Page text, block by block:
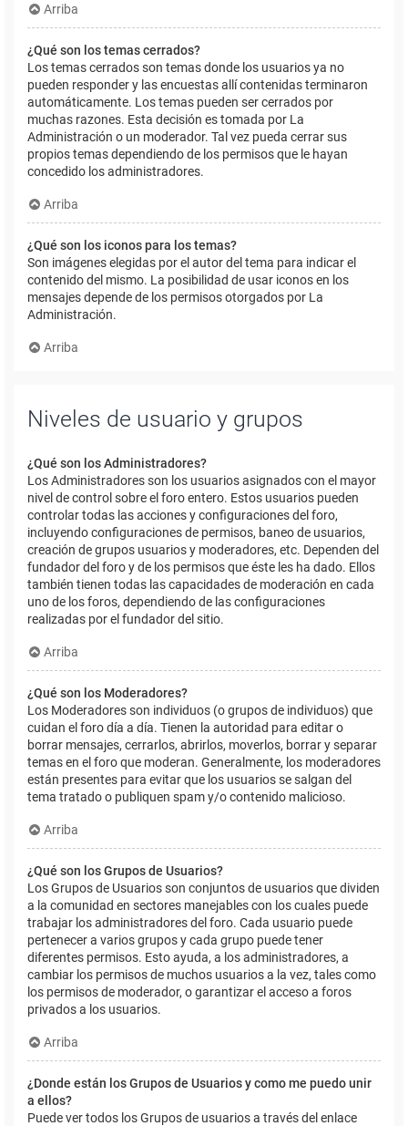
Arriba
¿Qué son los temas cerrados?
Los temas cerrados son temas donde los usuarios ya no
pueden responder y las encuestas allí contenidas terminaron
automáticamente. Los temas pueden ser cerrados por
muchas razones. Esta decisión es tomada por La
Administración o un moderador. Tal vez pueda cerrar sus
propios temas dependiendo de los permisos que le hayan
concedido los administradores.
Arriba
¿Qué son los iconos para los temas?
Son imágenes elegidas por el autor del tema para indicar el
contenido del mismo. La posibilidad de usar iconos en los
mensajes depende de los permisos otorgados por La
Administración.
Arriba
Niveles de usuario y grupos
¿Qué son los Administradores?
Los Administradores son los usuarios asignados con el mayor
nivel de control sobre el foro entero. Estos usuarios pueden
controlar todas las acciones y configuraciones del foro,
incluyendo configuraciones de permisos, baneo de usuarios,
creación de grupos usuarios y moderadores, etc. Dependen del
fundador del foro y de los permisos que éste les ha dado. Ellos
también tienen todas las capacidades de moderación en cada
uno de los foros, dependiendo de las configuraciones
realizadas por el fundador del sitio.
Arriba
¿Qué son los Moderadores?
Los Moderadores son individuos (o grupos de individuos) que
cuidan el foro día a día. Tienen la autoridad para editar o
borrar mensajes, cerrarlos, abrirlos, moverlos, borrar y separar
temas en el foro que moderan. Generalmente, los moderadores
están presentes para evitar que los usuarios se salgan del
tema tratado o publiquen spam y/o contenido malicioso.
Arriba
¿Qué son los Grupos de Usuarios?
Los Grupos de Usuarios son conjuntos de usuarios que dividen
a la comunidad en sectores manejables con los cuales puede
trabajar los administradores del foro. Cada usuario puede
pertenecer a varios grupos y cada grupo puede tener
diferentes permisos. Esto ayuda, a los administradores, a
cambiar los permisos de muchos usuarios a la vez, tales como
los permisos de moderador, o garantizar el acceso a foros
privados a los usuarios.
Arriba
¿Donde están los Grupos de Usuarios y como me puedo unir
a ellos?
Puede ver todos los Grupos de usuarios a través del enlace